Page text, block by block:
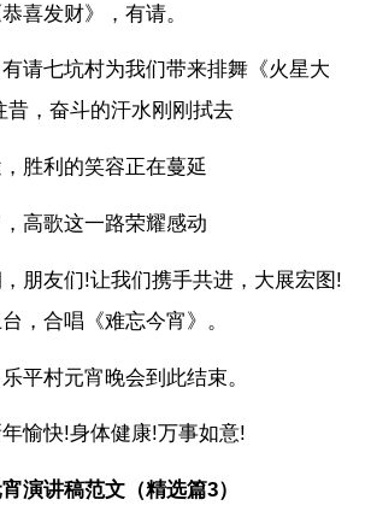
喜发财》，有请。
请七坑村为我们带来排舞《火星大
昔，奋斗的汗水刚刚拭去
胜利的笑容正在蔓延
高歌这一路荣耀感动
朋友们!让我们携手共进，大展宏图!
，合唱《难忘今宵》。
平村元宵晚会到此结束。
愉快!身体健康!万事如意!
演讲稿范文（精选篇3）